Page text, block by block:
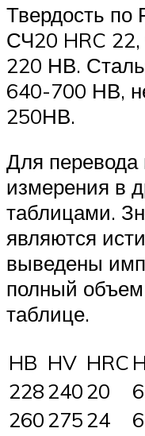
Твердость по
СЧ20 HRC 22,
220 НВ.
640-700 НВ,
250НВ.
Для перевода
измерения в
таблицами.
являются
выведены
полный объем
таблице.
HB HV HRC
22824020
26027524